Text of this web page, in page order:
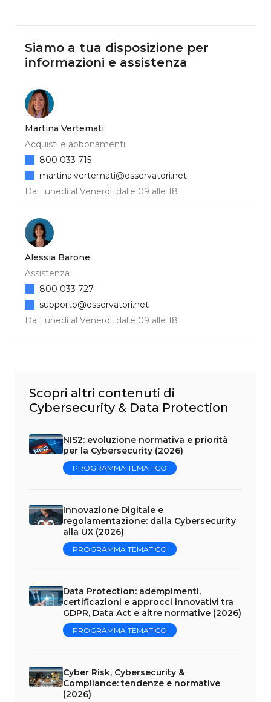
Siamo a tua disposizione per
informazioni e assistenza
Martina Vertemati
Acquisti e abbonamenti
Da Lunedì al Venerdì, dalle 09 alle 18
800 033 715
martina.vertemati@osservatori.net
Alessia Barone
Assistenza
Da Lunedì al Venerdì, dalle 09 alle 18
800 033 727
supporto@osservatori.net
Scopri altri contenuti di
Cybersecurity & Data Protection
NIS2: evoluzione normativa e priorità
per la Cybersecurity (2026)
PROGRAMMA TEMATICO
Innovazione Digitale e
regolamentazione: dalla Cybersecurity
alla UX (2026)
PROGRAMMA TEMATICO
Data Protection: adempimenti,
certificazioni e approcci innovativi tra
GDPR, Data Act e altre normative (2026)
PROGRAMMA TEMATICO
Cyber Risk, Cybersecurity &
Compliance: tendenze e normative
(2026)